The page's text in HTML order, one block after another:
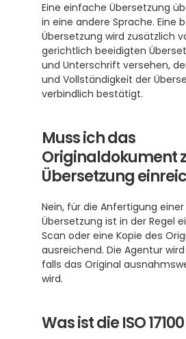
Eine einfache Übersetzung
in eine andere Sprache. Eine
Übersetzung wird zusätzlich
gerichtlich beeidigten
und Unterschrift versehen,
und Vollständigkeit der
verbindlich bestätigt.
Muss ich das
Originaldokument
Übersetzung
Nein, für die Anfertigung
Übersetzung ist in der Regel
Scan oder eine Kopie des
ausreichend. Die Agentur
falls das Original
wird.
Was ist die ISO